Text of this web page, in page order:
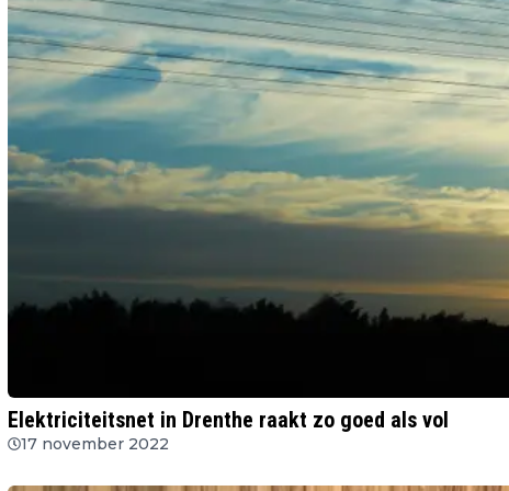
Elektriciteitsnet in Drenthe raakt zo goed als vol
17 november 2022